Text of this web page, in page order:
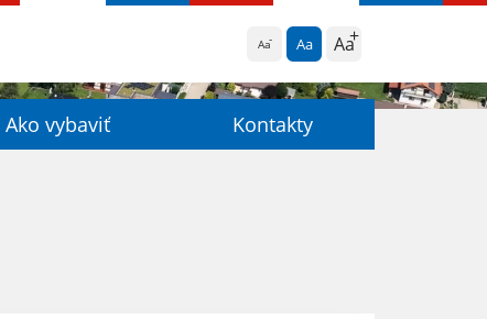
Aa Aa Aa
Ako vybaviť Kontakty